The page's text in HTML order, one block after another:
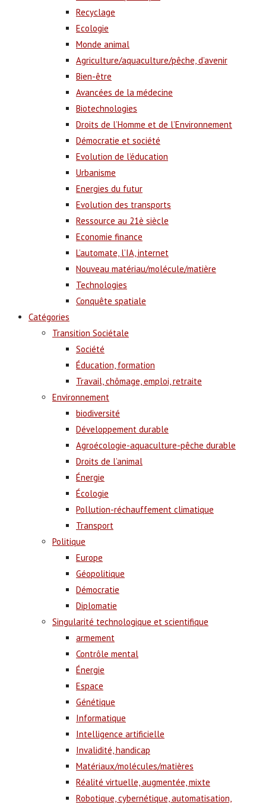
Recyclage
Ecologie
Monde animal
Agriculture/aquaculture/pêche, d’avenir
Bien-être
Avancées de la médecine
Biotechnologies
Droits de l’Homme et de l’Environnement
Démocratie et société
Evolution de l’éducation
Urbanisme
Energies du futur
Evolution des transports
Ressource au 21è siècle
Economie finance
L’automate, l’IA, internet
Nouveau matériau/molécule/matière
Technologies
Conquête spatiale
Catégories
Transition Sociétale
Société
Éducation, formation
Travail, chômage, emploi, retraite
Environnement
biodiversité
Développement durable
Agroécologie-aquaculture-pêche durable
Droits de l’animal
Énergie
Écologie
Pollution-réchauffement climatique
Transport
Politique
Europe
Géopolitique
Démocratie
Diplomatie
Singularité technologique et scientifique
armement
Contrôle mental
Énergie
Espace
Génétique
Informatique
Intelligence artificielle
Invalidité, handicap
Matériaux/molécules/matières
Réalité virtuelle, augmentée, mixte
Robotique, cybernétique, automatisation,